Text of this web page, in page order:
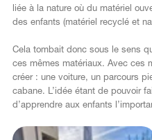
liée à la nature où du matériel
des enfants (matériel recyclé et
Cela tombait donc sous le sens
ces mêmes matériaux. Avec ces
créer : une voiture, un parcours
cabane. L’idée étant de pouvoir
d’apprendre aux enfants